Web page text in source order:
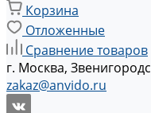
Корзина
Отложенные
Сравнение товаров
г. Москва,
zakaz@anvido.ru